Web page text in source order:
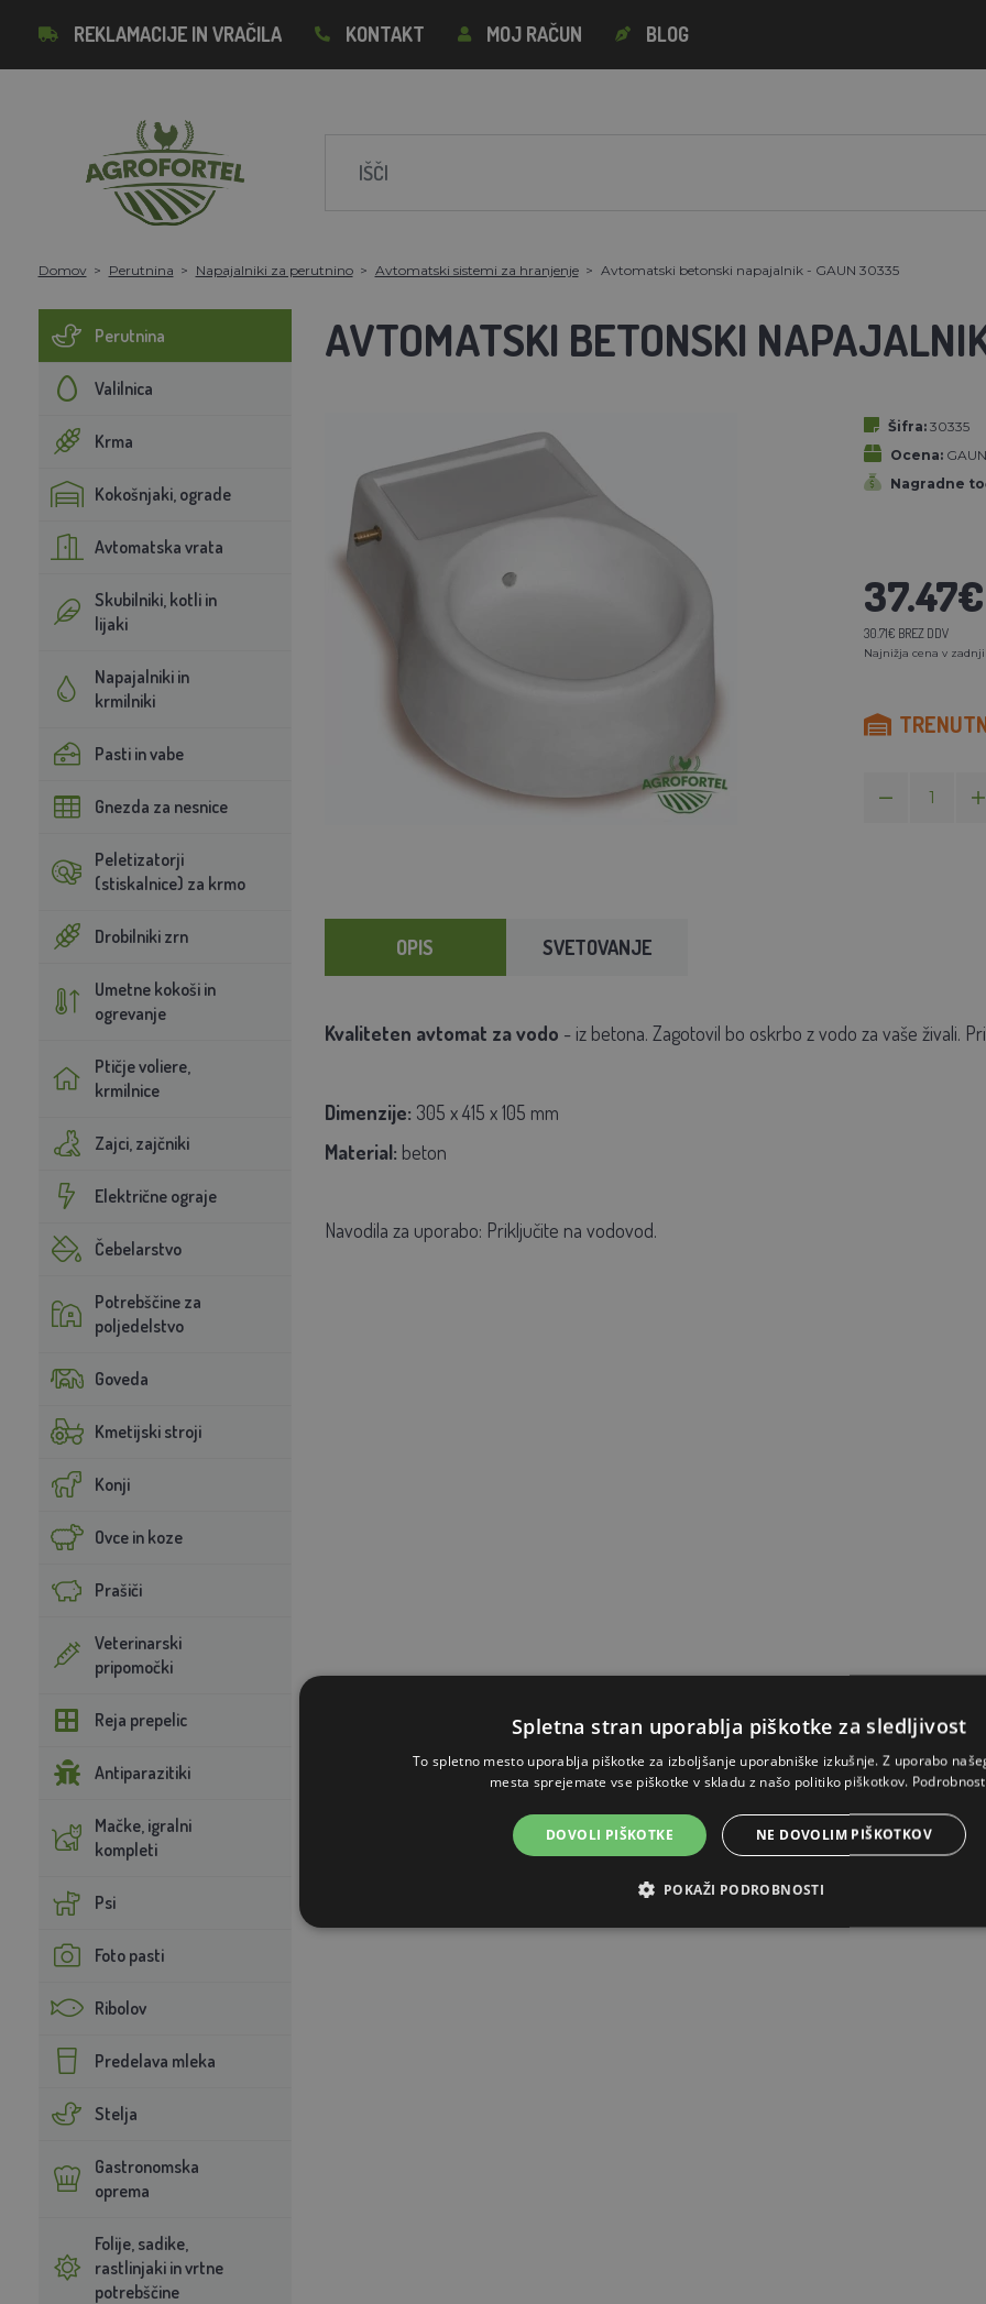
REKLAMACIJE IN VRAČILA KONTAKT MOJ RAČUN BLOG
Domov Perutnina Napajalniki za perutnino Avtomatski sistemi za hranjenje Avtomatski betonski napajalnik - GAUN 30335
Perutnina
Valilnica
Krma
Kokošnjaki, ograde
Avtomatska vrata
Skubilniki, kotli in
lijaki
Napajalniki in
krmilniki
Pasti in vabe
Gnezda za nesnice
Peletizatorji
(stiskalnice) za krmo
Drobilniki zrn
Umetne kokoši in
ogrevanje
Ptičje voliere,
krmilnice
Zajci, zajčniki
Električne ograje
Čebelarstvo
Potrebščine za
poljedelstvo
Goveda
Kmetijski stroji
Konji
Ovce in koze
Prašiči
Veterinarski
pripomočki
Reja prepelic
Antiparazitiki
Mačke, igralni
kompleti
Psi
Foto pasti
Ribolov
Predelava mleka
Stelja
Gastronomska
oprema
Folije, sadike,
rastlinjaki in vrtne
potrebščine
AVTOMATSKI BETONSKI
Šifra: 30335
Ocena: GAUN
Nagradne
37.47€
30.71€ BREZ DDV
Najnižja cena v
OPIS SVETOVANJE
Kvaliteten avtomat za vodo - iz betona. Zagotovil bo oskrbo z vodo za vaše živali.
Dimenzije: 305 x 415 x 105 mm
Material: beton
Navodila za uporabo: Priključite na vodovod.
Spletna stran uporablja piškotke za sledljivost
To spletno mesto uporablja piškotke za izboljšanje uporabniške izkušnje. Z uporabo
mesta sprejemate vse piškotke v skladu z našo politiko piškotkov.
DOVOLI PIŠKOTKE NE DOVOLIM PIŠKOTKOV
POKAŽI PODROBNOSTI